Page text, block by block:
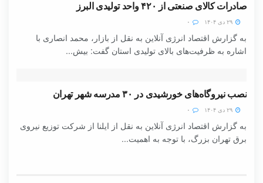
صادرات کالای صنعتی از ۴۲۰ واحد تولیدی البرز
به گزارش اقتصاد انرژی آنلاین به نقل از بازار، محمد انصاری با
اشاره به ظرفیت‌های بالای تولیدی استان گفت: بیش...
نصب نیروگاه‌های خورشیدی در ۳۰ مدرسه شهر تهران
به گزارش اقتصاد انرژی آنلاین به نقل از ایلنا از شرکت توزیع نیروی
برق تهران بزرگ، با توجه به اهمیت...